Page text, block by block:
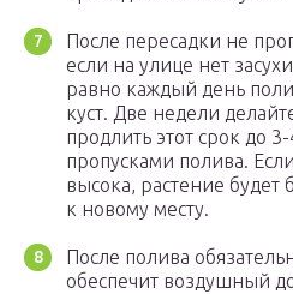
После пересадки не
если на улице нет
равно каждый день
куст. Две недели
продлить этот срок до
пропусками полива.
высока, растение будет
к новому месту.
После полива
обеспечит воздушный